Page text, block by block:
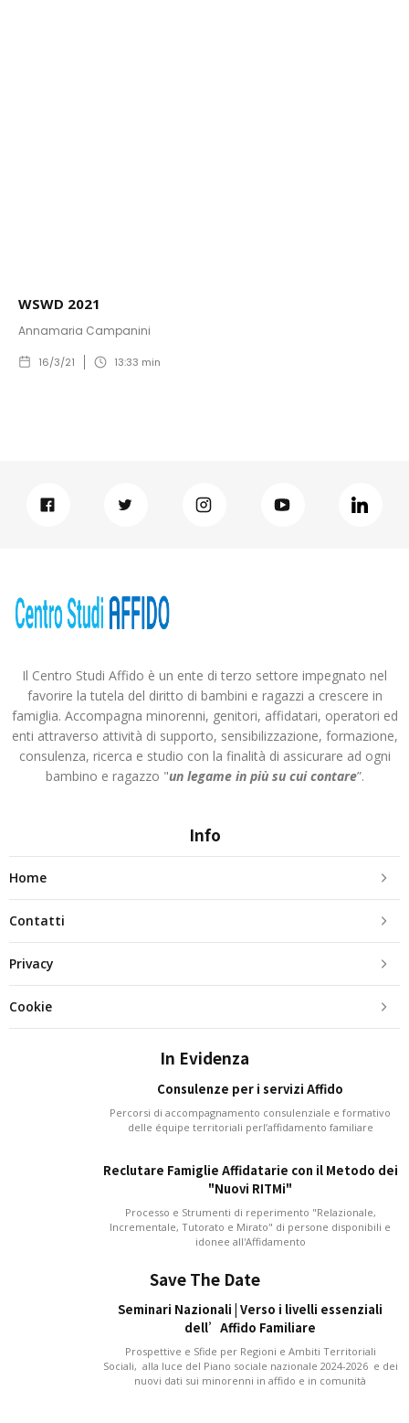
WSWD 2021
Annamaria Campanini
16/3/21 13:33 min
Il Centro Studi Affido è un ente di terzo settore impegnato nel
favorire la tutela del diritto di bambini e ragazzi a crescere in
famiglia. Accompagna minorenni, genitori, affidatari, operatori ed
enti attraverso attività di supporto, sensibilizzazione, formazione,
consulenza, ricerca e studio con la finalità di assicurare ad ogni
bambino e ragazzo "un legame in più su cui contare”.
Info
Home
Contatti
Privacy
Cookie
In Evidenza
Consulenze per i servizi Affido
Percorsi di accompagnamento consulenziale e formativo
delle équipe territoriali perl’affidamento familiare
Reclutare Famiglie Affidatarie con il Metodo dei
"Nuovi RITMi"
Processo e Strumenti di reperimento "Relazionale,
Incrementale, Tutorato e Mirato" di persone disponibili e
idonee all'Affidamento
Save The Date
Seminari Nazionali | Verso i livelli essenziali
dell’Affido Familiare
Prospettive e Sfide per Regioni e Ambiti Territoriali
Sociali, alla luce del Piano sociale nazionale 2024-2026 e dei
nuovi dati sui minorenni in affido e in comunità